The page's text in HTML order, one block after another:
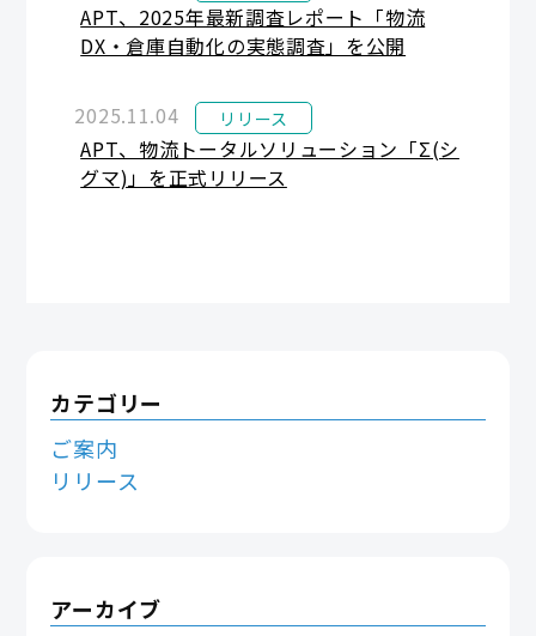
APT、2025年最新調査レポート「物流
DX・倉庫自動化の実態調査」を公開
2025.11.04 リリース
APT、物流トータルソリューション「Σ(シ
グマ)」を正式リリース
カテゴリー
ご案内
リリース
アーカイブ